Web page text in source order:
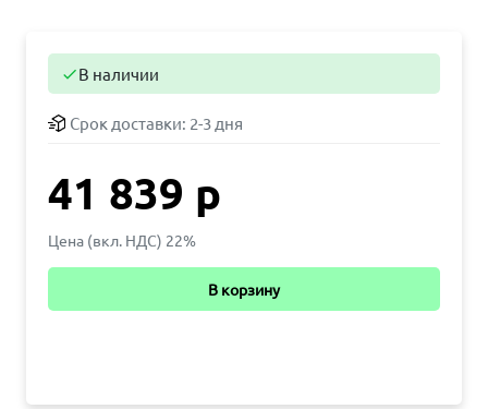
В наличии
Срок доставки: 2-3 дня
41 839 р
Цена (вкл. НДС) 22%
В корзину